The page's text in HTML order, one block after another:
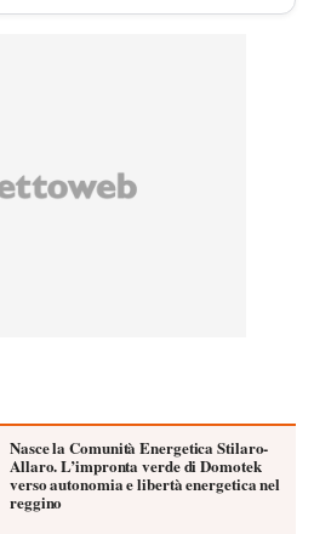
Nasce la Comunità Energetica Stilaro-
Allaro. L’impronta verde di Domotek
verso autonomia e libertà energetica nel
reggino